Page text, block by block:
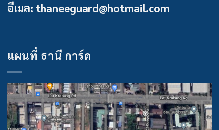
อีเมล: thaneeguard@hotmail.com
แผนที่ ธานี การ์ด